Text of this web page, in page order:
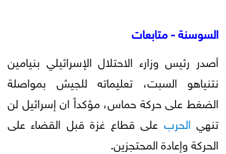
السوسنة - متابعات
أصدر رئيس وزارء الاحتلال الإسرائيلي بنيامين
نتنياهو السبت، تعليماته للجيش بمواصلة
الضغط على حركة حماس، مؤكداً ان إسرائيل لن
تنهي الحرب على قطاع غزة قبل القضاء على
الحركة وإعادة المحتجزين.